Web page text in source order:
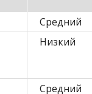
Средний
Низкий
Средний